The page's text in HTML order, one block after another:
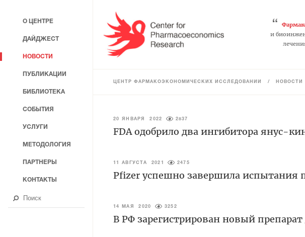
“
и
ЦЕНТР ФАРМАКОЭКОНОМИЧЕСКИХ ИССЛЕДОВАНИЙ / НОВОСТИ
20 ЯНВАРЯ 2022 2837
FDA одобрило два ингибитора янус-
11 АВГУСТА 2021 2475
Pfizer успешно завершила испытания
14 МАЯ 2020 3252
В РФ зарегистрирован новый
О ЦЕНТРЕ
ДАЙДЖЕСТ
НОВОСТИ
ПУБЛИКАЦИИ
БИБЛИОТЕКА
СОБЫТИЯ
УСЛУГИ
МЕТОДОЛОГИЯ
ПАРТНЕРЫ
КОНТАКТЫ